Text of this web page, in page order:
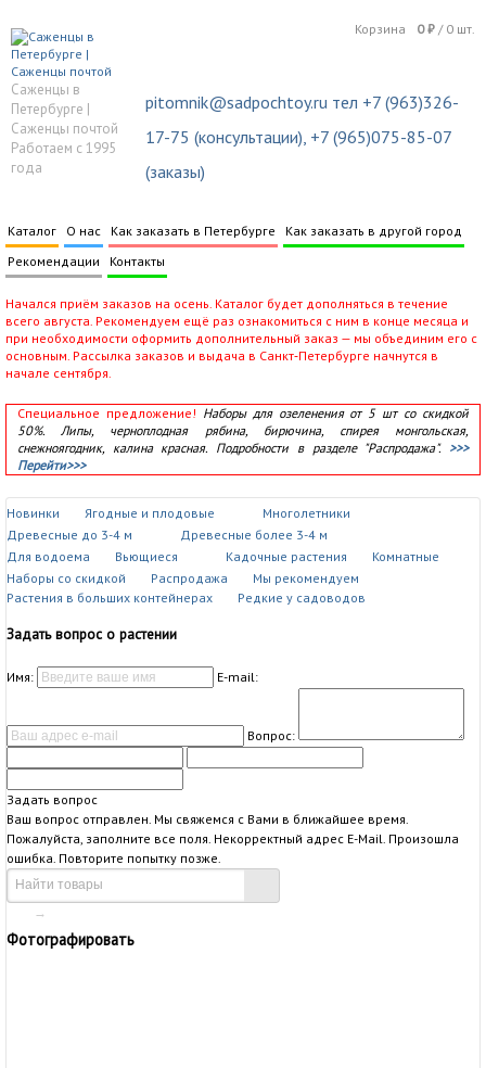
Саженцы в
Петербурге |
Саженцы почтой
Работаем с 1995
года
Корзина 0₽ / 0 шт.
pitomnik@sadpochtoy.ru тел +7 (963)326-
17-75 (консультации), +7 (965)075-85-07
(заказы)
Каталог О нас Как заказать в Петербурге
Как заказать в другой город
Рекомендации
Контакты
Начался приём заказов на осень. Каталог будет дополняться в течение
всего августа. Рекомендуем ещё раз ознакомиться с ним в конце месяца и
при необходимости оформить дополнительный заказ — мы объединим его с
основным. Рассылка заказов и выдача в Санкт‑Петербурге начнутся в
начале сентября.
Специальное предложение! Наборы для озеленения от 5 шт со скидкой
50%. Липы, черноплодная рябина, бирючина, спирея монгольская,
снежноягодник, калина красная. Подробности в разделе "Распродажа". >>>
Перейти>>>
Новинки Ягодные и плодовые
Многолетники
Древесные до 3-4 м
Древесные более 3-4 м
Для водоема
Вьющиеся Кадочные растения
Комнатные
Наборы со скидкой
Распродажа
Мы рекомендуем
Растения в больших контейнерах
Редкие у садоводов
Задать вопрос о растении
Имя: E-mail:
Вопрос:
Задать вопрос
Ваш вопрос отправлен. Мы свяжемся с Вами в ближайшее время.
Пожалуйста, заполните все поля. Некорректный адрес E-Mail. Произошла
ошибка. Повторите попытку позже.
→
Фотографировать